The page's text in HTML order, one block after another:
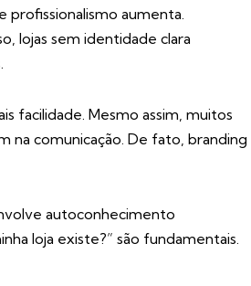
profissionalismo aumenta.
lojas sem identidade clara
facilidade. Mesmo assim, muitos
na comunicação. De fato, branding
autoconhecimento
loja existe?” são fundamentais.